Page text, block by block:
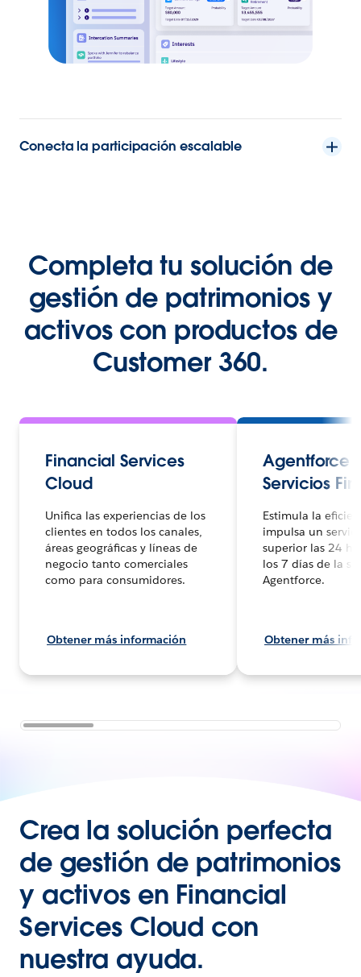
Conecta la participación escalable
Completa tu solución de
gestión de patrimonios y
activos con productos de
Customer 360.
Financial Services
Cloud
Unifica las experiencias de los
clientes en todos los canales,
áreas geográficas y líneas de
negocio tanto comerciales
como para consumidores.
Obtener más información
Agentforce
Servicios
Estimula la
impulsa un
superior las 24
los 7 días de la
Agentforce.
Obtener más
Crea la solución perfecta
de gestión de patrimonios
y activos en Financial
Services Cloud con
nuestra ayuda.